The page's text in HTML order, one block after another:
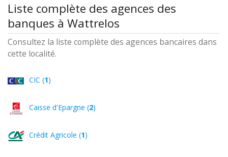
Liste complète des agences des
banques à Wattrelos
Consultez la liste complète des agences bancaires dans
cette localité.
CIC (1)
Caisse d'Epargne (2)
Crédit Agricole (1)